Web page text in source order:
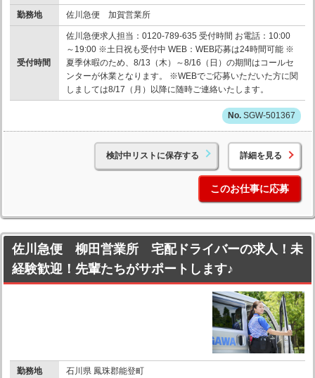
勤務地 佐川急便 加賀営業所
受付時間
佐川急便求人担当：0120-789-635 受付時間 お電話：10:00
～19:00 ※土日祝も受付中 WEB：WEB応募は24時間可能 ※
夏季休暇のため、8/13（木）～8/16（日）の期間はコールセ
ンターが休業となります。 ※WEBでご応募いただいた方に関
しましては8/17（月）以降に随時ご連絡いたします。
SGW-501367
検討中リストに保存する 詳細を見る
このお仕事に応募
佐川急便 柳田営業所 宅配ドライバーの求人！未
経験歓迎！先輩たちがサポートします♪
勤務地 石川県 鳳珠郡能登町